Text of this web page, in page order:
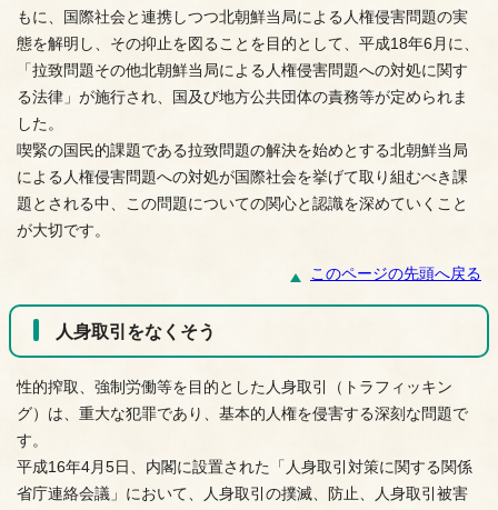
もに、国際社会と連携しつつ北朝鮮当局による人権侵害問題の実
態を解明し、その抑止を図ることを目的として、平成18年6月に、
「拉致問題その他北朝鮮当局による人権侵害問題への対処に関す
る法律」が施行され、国及び地方公共団体の責務等が定められま
した。
喫緊の国民的課題である拉致問題の解決を始めとする北朝鮮当局
による人権侵害問題への対処が国際社会を挙げて取り組むべき課
題とされる中、この問題についての関心と認識を深めていくこと
が大切です。
このページの先頭へ戻る
人身取引をなくそう
性的搾取、強制労働等を目的とした人身取引（トラフィッキン
グ）は、重大な犯罪であり、基本的人権を侵害する深刻な問題で
す。
平成16年4月5日、内閣に設置された「人身取引対策に関する関係
省庁連絡会議」において、人身取引の撲滅、防止、人身取引被害